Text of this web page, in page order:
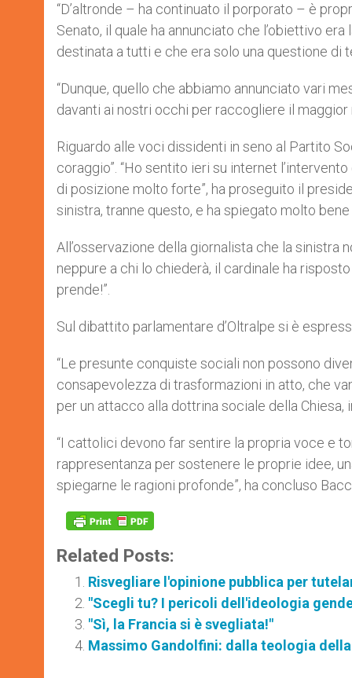
“D’altronde – ha continuato il porporato – è
Senato, il quale ha annunciato che l’obiettivo
destinata a tutti e che era solo una questione di
“Dunque, quello che abbiamo annunciato vari
davanti ai nostri occhi per raccogliere il
Riguardo alle voci dissidenti in seno al Partito
coraggio”. “Ho sentito ieri su internet
di posizione molto forte”, ha proseguito il
sinistra, tranne questo, e ha spiegato molto bene
All’osservazione della giornalista che la
neppure a chi lo chiederà, il cardinale ha
prende!”.
Sul dibattito parlamentare d’Oltralpe si è
“Le presunte conquiste sociali non possono
consapevolezza di trasformazioni in atto, che
per un attacco alla dottrina sociale della
“I cattolici devono far sentire la propria voce e
rappresentanza per sostenere le proprie idee,
spiegarne le ragioni profonde”, ha concluso
Related Posts:
Risvegliare l'opinione pubblica per
"Scegli tu? I pericoli dell'ideologia
"Sì, la Francia si è svegliata!"
Massimo Gandolfini: dalla teologia